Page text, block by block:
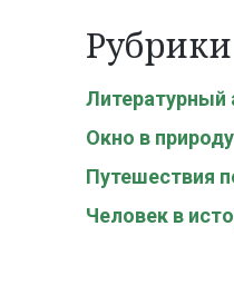
Литературный
Окно в природу
Путешествия
Человек в